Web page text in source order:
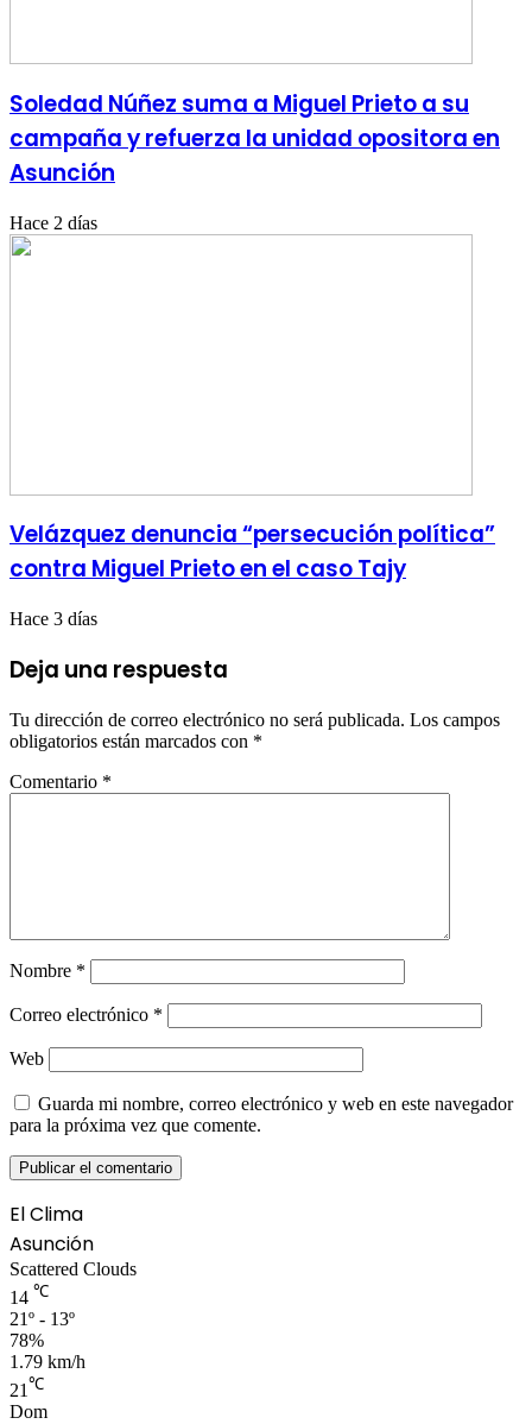
Soledad Núñez suma a Miguel Prieto a su
campaña y refuerza la unidad opositora en
Asunción
Hace 2 días
Velázquez denuncia “persecución política”
contra Miguel Prieto en el caso Tajy
Hace 3 días
Deja una respuesta
Tu dirección de correo electrónico no será publicada. Los campos
obligatorios están marcados con *
Comentario *
Nombre *
Correo electrónico *
Web
Guarda mi nombre, correo electrónico y web en este navegador
para la próxima vez que comente.
El Clima
Asunción
Scattered Clouds
14 ℃
21º - 13º
78%
1.79 km/h
21 ℃
Dom